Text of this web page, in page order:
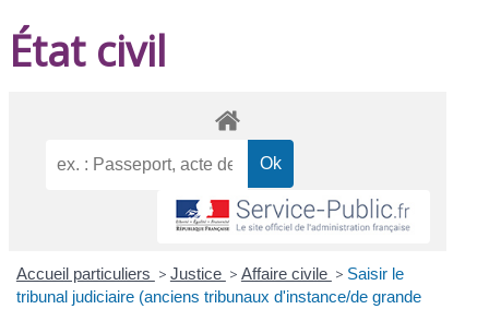
État civil
Accueil particuliers > Justice > Affaire civile > Saisir le
tribunal judiciaire (anciens tribunaux d'instance/de grande